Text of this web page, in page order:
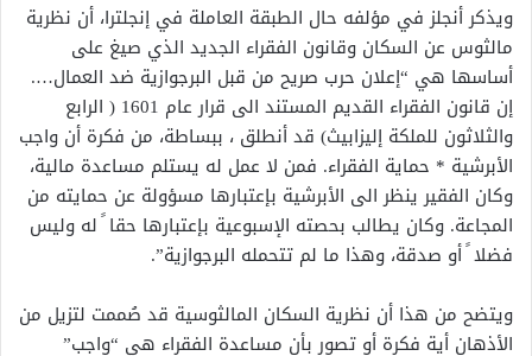
ويذكر أنجلز في مؤلفه حال الطبقة العاملة في إنجلترا، أن نظرية
مالثوس عن السكان وقانون الفقراء الجديد الذي صيغ على
أساسها هي “إعلان حرب صريح من قبل البرجوازية ضد العمال….
إن قانون الفقراء القديم المستند الى قرار عام 1601 ( الرابع
والثلاثون للملكة إليزابيث) قد أنطلق ، ببساطة، من فكرة أن واجب
الأبرشية * حماية الفقراء. فمن لا عمل له يستلم مساعدة مالية،
وكان الفقير ينظر الى الأبرشية بإعتبارها مسؤولة عن حمايته من
المجاعة. وكان يطالب بحصته الإسبوعية بإعتبارها حقا ً له وليس
فضلا ً أو صدقة، وهذا ما لم تتحمله البرجوازية”.
ويتضح من هذا أن نظرية السكان المالثوسية قد صُممت لتزيل من
الأذهان أية فكرة أو تصور بأن مساعدة الفقراء هي “واجب”